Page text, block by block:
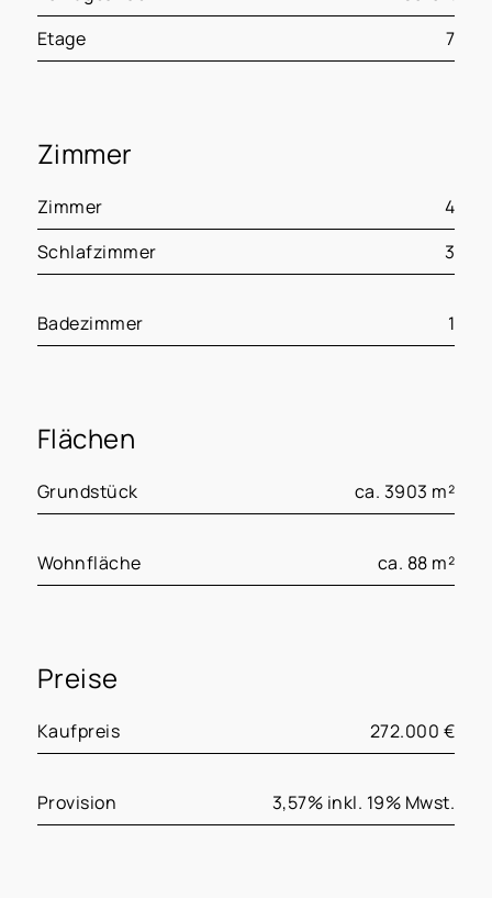
Etage
7
Zimmer
Zimmer
4
Schlafzimmer
3
Badezimmer 1
Flächen
Grundstück ca. 3903 m²
Wohnfläche ca. 88 m²
Preise
Kaufpreis 272.000 €
Provision 3,57% inkl. 19% Mwst.